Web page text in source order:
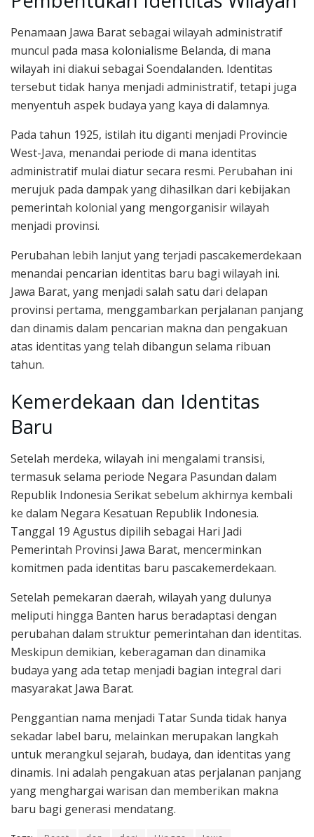
Penamaan Jawa Barat sebagai wilayah administratif
muncul pada masa kolonialisme Belanda, di mana
wilayah ini diakui sebagai Soendalanden. Identitas
tersebut tidak hanya menjadi administratif, tetapi juga
menyentuh aspek budaya yang kaya di dalamnya.
Pada tahun 1925, istilah itu diganti menjadi Provincie
West-Java, menandai periode di mana identitas
administratif mulai diatur secara resmi. Perubahan ini
merujuk pada dampak yang dihasilkan dari kebijakan
pemerintah kolonial yang mengorganisir wilayah
menjadi provinsi.
Perubahan lebih lanjut yang terjadi pascakemerdekaan
menandai pencarian identitas baru bagi wilayah ini.
Jawa Barat, yang menjadi salah satu dari delapan
provinsi pertama, menggambarkan perjalanan panjang
dan dinamis dalam pencarian makna dan pengakuan
atas identitas yang telah dibangun selama ribuan
tahun.
Kemerdekaan dan Identitas
Baru
Setelah merdeka, wilayah ini mengalami transisi,
termasuk selama periode Negara Pasundan dalam
Republik Indonesia Serikat sebelum akhirnya kembali
ke dalam Negara Kesatuan Republik Indonesia.
Tanggal 19 Agustus dipilih sebagai Hari Jadi
Pemerintah Provinsi Jawa Barat, mencerminkan
komitmen pada identitas baru pascakemerdekaan.
Setelah pemekaran daerah, wilayah yang dulunya
meliputi hingga Banten harus beradaptasi dengan
perubahan dalam struktur pemerintahan dan identitas.
Meskipun demikian, keberagaman dan dinamika
budaya yang ada tetap menjadi bagian integral dari
masyarakat Jawa Barat.
Penggantian nama menjadi Tatar Sunda tidak hanya
sekadar label baru, melainkan merupakan langkah
untuk merangkul sejarah, budaya, dan identitas yang
dinamis. Ini adalah pengakuan atas perjalanan panjang
yang menghargai warisan dan memberikan makna
baru bagi generasi mendatang.